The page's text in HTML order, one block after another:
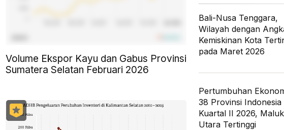
Volume Ekspor Kayu dan Gabus Provinsi
Sumatera Selatan Februari 2026
Bali-Nusa Tenggara,
Wilayah dengan
Kemiskinan Kota
pada Maret 2026
Pertumbuhan
38 Provinsi Indonesia
Kuartal II 2026,
Utara Tertinggi